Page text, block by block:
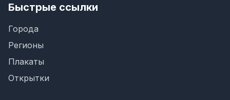
Быстрые ссылки
Города
Регионы
Плакаты
Открытки